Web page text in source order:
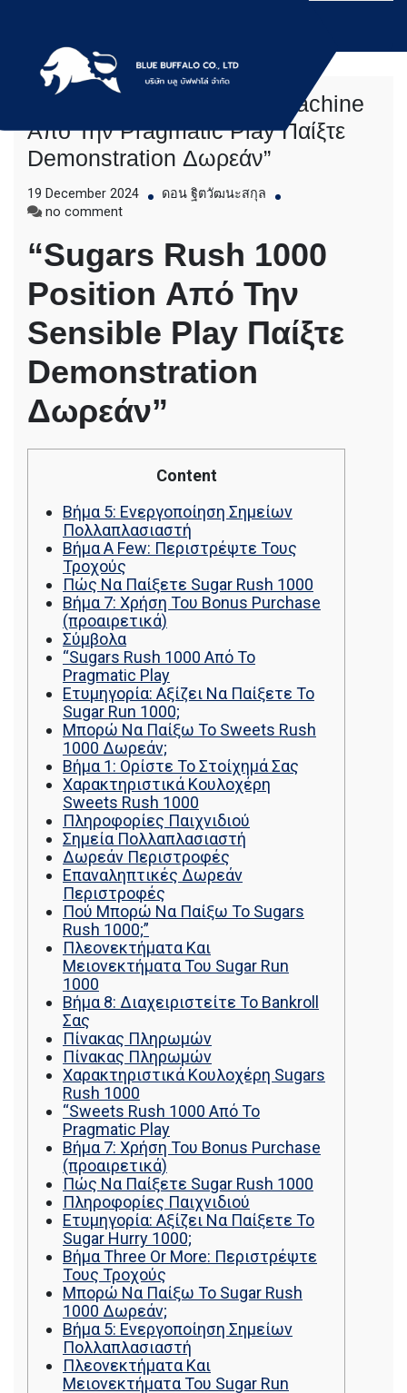
Bluebuffalo บลูบัฟฟา
โล่ ให้บริการเช่า
เครื่องจักร อย่างมือ
อาชีพ
บริการให้เช่าเครื่องจักร สำหรับใช้งานทั่วไป
โดยเครื่องจักรที่นำมาบริการเป็นเครื่องจักรรุ่น
ใหม่ ทันสมัย ทำงานรวดเร็ว ได้ผลงานที่คุ้มค่า
ถ่านหิน ตักกะลาปาร์ม ตักไม้สับ ตักวู๊ดชิป ตัก
แร่ ตักสินค้าต่างๆ ขนย้ายเครื่องจักร โดยรถ
สินค้า โดยรถพ่วงดั๊มพ์ จำหน่ายดิน หิน ทราย
รับเหมาถมที่ รถตัก CAT 950 รถตัก Komatsu
WA 380 WA 320 WA 200 รถตัก Hitachi ZW
220 ZW 180 แบ็คโฮ CAT 320 CAT 312 แบ็ค
โฮ Komatsu PC 200 LC บูมยาว PC 200 PC
120 แบ็คโฮ Kobelco SK 210 บูมยาว SK 200
SK 140ขุดดิน ตักหิน ตักทราย ตักถ่านหิน
ตักกะลาปาร์ม ตักไม้สับ ตักวู๊ดชิป ตักแร่ ตัก
สินค้าต่างๆ ขนย้ายเครื่องจักร โดยรถเทลเลอร์
รถพื้นเรียบชานต่ำ (Low bed) ขนส่งสินค้า โดย
รถพ่วงดั๊มพ์ จำหน่ายดิน หิน ทราย รับเหมาถม
ที่ รถตัก CAT 950 รถตัก Komatsu WA 380 WA
320 WA 200 รถตัก Hitachi ZW 220 ZW 180
PC 200 LC บูมยาว PC 200 PC 120 แบ็คโฮ
Kobelco SK 210 บูมยาว SK 200 SK 140
“Sugars Rush 1000 Slot Machine
Από Την Pragmatic Play Παίξτε
Demonstration Δωρεάν”
19 December 2024
ดอน ฐิตวัฒนะสกุล
no commenton
Rush
1000
Machine
Από
Την
Play
Demonstration
“Sugars Rush 1000
Position Από Την
Sensible Play Παίξτε
Demonstration
Δωρεάν”
Content
Βήμα 5: Ενεργοποίηση Σημείων
Πολλαπλασιαστή
Βήμα A Few: Περιστρέψτε Τους
Τροχούς
Πώς Να Παίξετε Sugar Rush 1000
Βήμα 7: Χρήση Του Bonus Purchase
(προαιρετικά)
Σύμβολα
“Sugars Rush 1000 Από Το
Pragmatic Play
Ετυμηγορία: Αξίζει Να Παίξετε Το
Sugar Run 1000;
Μπορώ Να Παίξω Το Sweets Rush
1000 Δωρεάν;
Βήμα 1: Ορίστε Το Στοίχημά Σας
Χαρακτηριστικά Κουλοχέρη
Sweets Rush 1000
Πληροφορίες Παιχνιδιού
Σημεία Πολλαπλασιαστή
Δωρεάν Περιστροφές
Επαναληπτικές Δωρεάν
Περιστροφές
Πού Μπορώ Να Παίξω Το Sugars
Rush 1000;”
Πλεονεκτήματα Και
Μειονεκτήματα Του Sugar Run
1000
Βήμα 8: Διαχειριστείτε Το Bankroll
Σας
Πίνακας Πληρωμών
Πίνακας Πληρωμών
Χαρακτηριστικά Κουλοχέρη Sugars
Rush 1000
“Sweets Rush 1000 Από Το
Pragmatic Play
Βήμα 7: Χρήση Του Bonus Purchase
(προαιρετικά)
Πώς Να Παίξετε Sugar Rush 1000
Πληροφορίες Παιχνιδιού
Ετυμηγορία: Αξίζει Να Παίξετε Το
Sugar Hurry 1000;
Βήμα Three Or More: Περιστρέψτε
Τους Τροχούς
Μπορώ Να Παίξω Το Sugar Rush
1000 Δωρεάν;
Βήμα 5: Ενεργοποίηση Σημείων
Πολλαπλασιαστή
Πλεονεκτήματα Και
Μειονεκτήματα Του Sugar Run